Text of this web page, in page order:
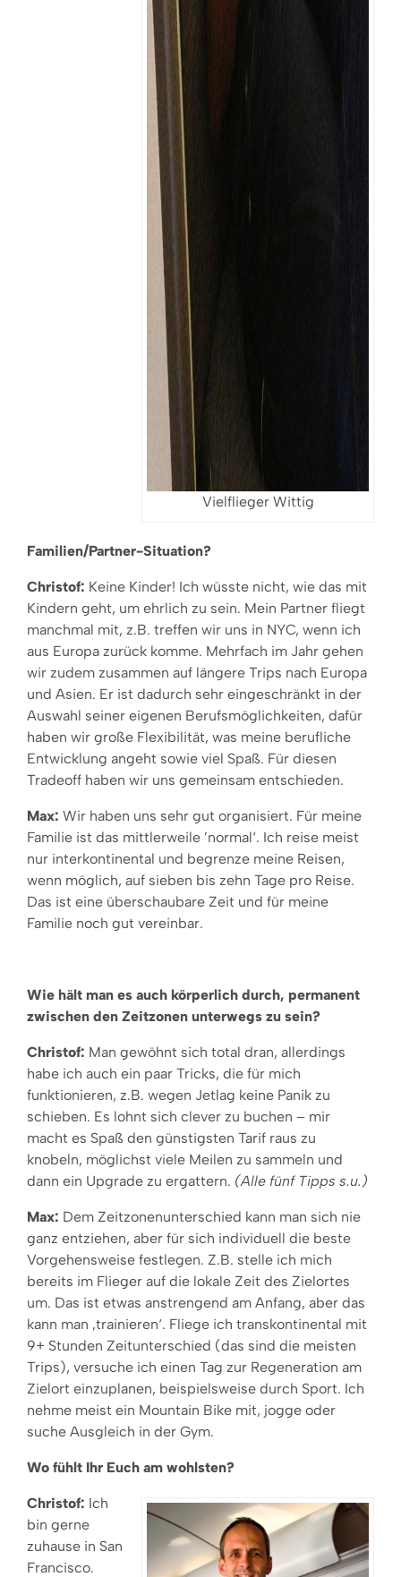
Vielflieger Wittig
Familien/Partner-Situation?
Christof: Keine Kinder! Ich wüsste nicht, wie das mit
Kindern geht, um ehrlich zu sein. Mein Partner fliegt
manchmal mit, z.B. treffen wir uns in NYC, wenn ich
aus Europa zurück komme. Mehrfach im Jahr gehen
wir zudem zusammen auf längere Trips nach Europa
und Asien. Er ist dadurch sehr eingeschränkt in der
Auswahl seiner eigenen Berufsmöglichkeiten, dafür
haben wir große Flexibilität, was meine berufliche
Entwicklung angeht sowie viel Spaß. Für diesen
Tradeoff haben wir uns gemeinsam entschieden.
Max: Wir haben uns sehr gut organisiert. Für meine
Familie ist das mittlerweile ’normal‘. Ich reise meist
nur interkontinental und begrenze meine Reisen,
wenn möglich, auf sieben bis zehn Tage pro Reise.
Das ist eine überschaubare Zeit und für meine
Familie noch gut vereinbar.
Wie hält man es auch körperlich durch, permanent
zwischen den Zeitzonen unterwegs zu sein?
Christof: Man gewöhnt sich total dran, allerdings
habe ich auch ein paar Tricks, die für mich
funktionieren, z.B. wegen Jetlag keine Panik zu
schieben. Es lohnt sich clever zu buchen – mir
macht es Spaß den günstigsten Tarif raus zu
knobeln, möglichst viele Meilen zu sammeln und
dann ein Upgrade zu ergattern. (Alle fünf Tipps s.u.)
Max: Dem Zeitzonenunterschied kann man sich nie
ganz entziehen, aber für sich individuell die beste
Vorgehensweise festlegen. Z.B. stelle ich mich
bereits im Flieger auf die lokale Zeit des Zielortes
um. Das ist etwas anstrengend am Anfang, aber das
kann man ‚trainieren‘. Fliege ich transkontinental mit
9+ Stunden Zeitunterschied (das sind die meisten
Trips), versuche ich einen Tag zur Regeneration am
Zielort einzuplanen, beispielsweise durch Sport. Ich
nehme meist ein Mountain Bike mit, jogge oder
suche Ausgleich in der Gym.
Wo fühlt Ihr Euch am wohlsten?
Christof: Ich
bin gerne
zuhause in San
Francisco.